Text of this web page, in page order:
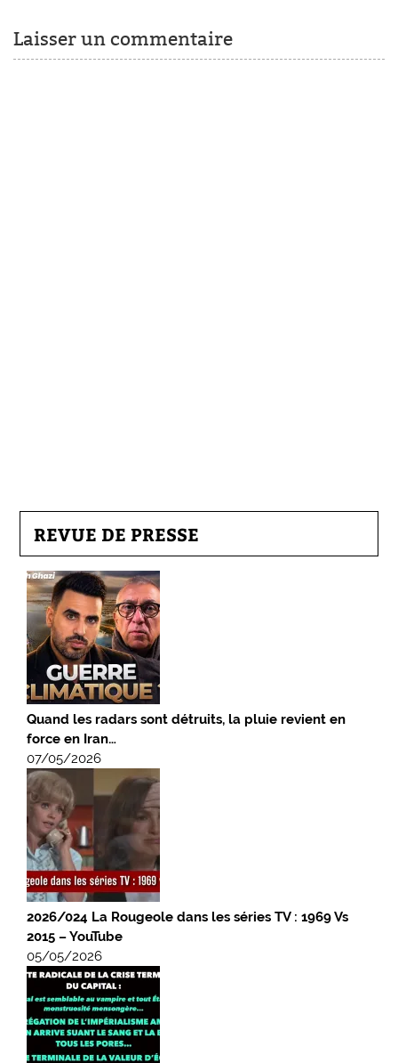
Laisser un commentaire
REVUE DE PRESSE
Quand les radars sont détruits, la pluie revient en
force en Iran…
07/05/2026
2026/024 La Rougeole dans les séries TV : 1969 Vs
2015 – YouTube
05/05/2026